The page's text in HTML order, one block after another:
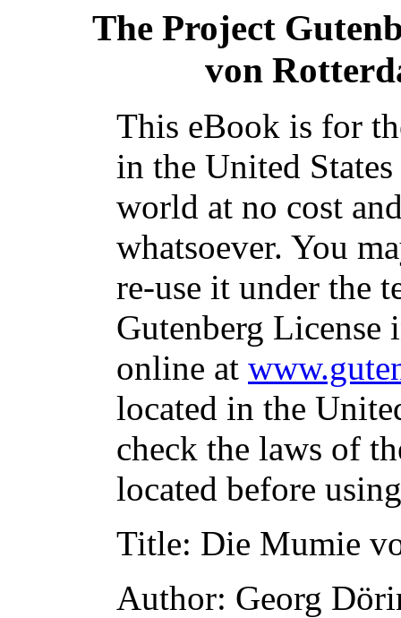
The Project
von
This eBook is for
in the United
world at no cost
whatsoever. You
re-use it under the
Gutenberg
online at
located in the
check the laws of
located before
Title: Die Mumie
Author: Georg